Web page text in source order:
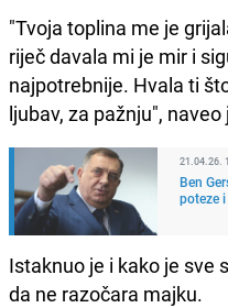
"Tvoja toplina me je
riječ davala mi je mir i
najpotrebnije. Hvala ti
ljubav, za pažnju", naveo
21.04.26.
Ben
poteze
Istaknuo je i kako je sve
da ne razočara majku.